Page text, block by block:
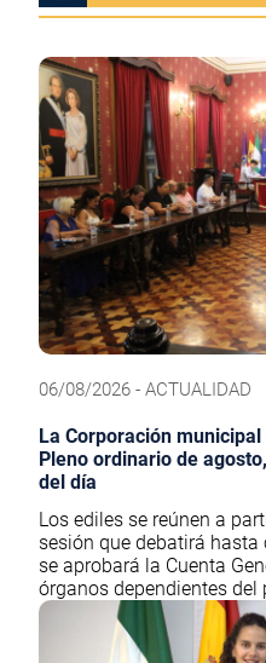
06/08/2026 - ACTUALIDAD
La Corporación
Pleno ordinario de
del día
Los ediles se reúnen a
sesión que debatirá
se aprobará la Cuenta
órganos dependientes del